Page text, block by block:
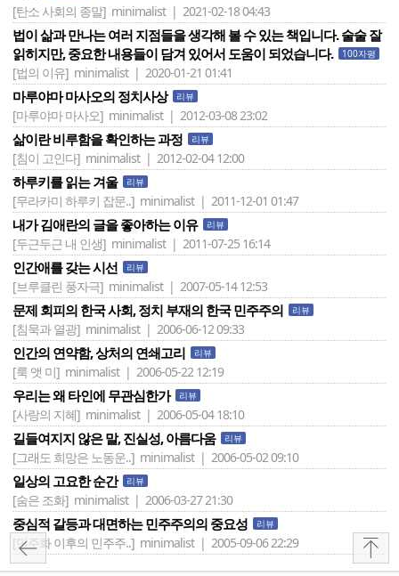
[탄소 사회의 종말] minimalist | 2021-02-18 04:43
법이 삶과 만나는 여러 지점들을 생각해 볼 수 있는 책입니다. 술술 잘
읽히지만, 중요한 내용들이 담겨 있어서 도움이 되었습니다.
100자평
[법의 이유] minimalist | 2020-01-21 01:41
마루야마 마사오의 정치사상 리뷰
[마루야마 마사오] minimalist | 2012-03-08 23:02
삶이란 비루함을 확인하는 과정 리뷰
[침이 고인다] minimalist | 2012-02-04 12:00
하루키를 읽는 겨울 리뷰
[무라카미 하루키 잡문..] minimalist | 2011-12-01 01:47
내가 김애란의 글을 좋아하는 이유 리뷰
[두근두근 내 인생] minimalist | 2011-07-25 16:14
인간애를 갖는 시선 리뷰
[브루클린 풍자극] minimalist | 2007-05-14 12:53
문제 회피의 한국 사회, 정치 부재의 한국 민주주의 리뷰
[침묵과 열광] minimalist | 2006-06-12 09:33
인간의 연약함, 상처의 연쇄고리 리뷰
[룩 앳 미] minimalist | 2006-05-22 12:19
우리는 왜 타인에 무관심한가 리뷰
[사랑의 지혜] minimalist | 2006-05-04 18:10
길들여지지 않은 말, 진실성, 아름다움 리뷰
[그래도 희망은 노동운..] minimalist | 2006-05-02 09:10
일상의 고요한 순간 리뷰
[숨은 조화] minimalist | 2006-03-27 21:30
중심적 갈등과 대면하는 민주주의의 중요성 리뷰
[민주화 이후의 민주주..] minimalist | 2005-09-06 22:29